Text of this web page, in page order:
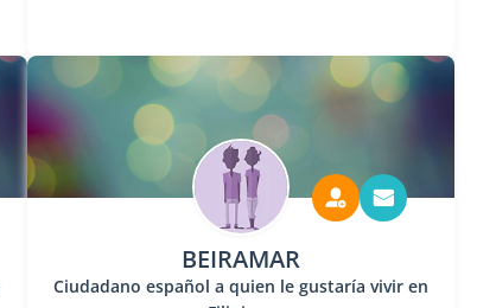
BEIRAMAR
Ciudadano español a quien le gustaría vivir en